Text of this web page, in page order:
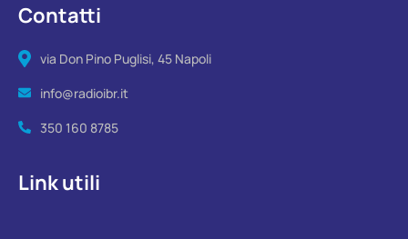
Contatti
via Don Pino Puglisi, 45 Napoli
info@radioibr.it
350 160 8785
Link utili